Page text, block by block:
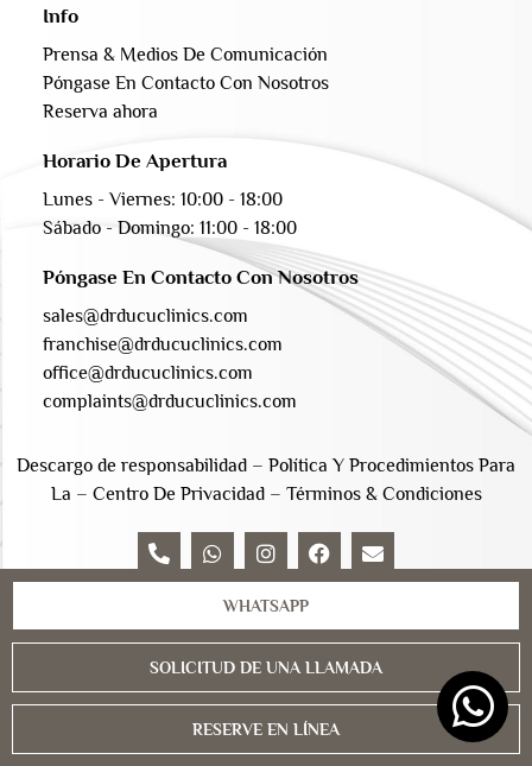
Info
Prensa & Medios De Comunicación
Póngase En Contacto Con Nosotros
Reserva ahora
Horario De Apertura
Lunes - Viernes: 10:00 - 18:00
Sábado - Domingo: 11:00 - 18:00
Póngase En Contacto Con Nosotros
sales@drducuclinics.com
franchise@drducuclinics.com
office@drducuclinics.com
complaints@drducuclinics.com
Descargo de responsabilidad – Política Y Procedimientos Para
La – Centro De Privacidad– Términos & Condiciones
Todos los derechos
reservados –
WHATSAPP
SOLICITUD DE UNA LLAMADA
RESERVE EN LÍNEA